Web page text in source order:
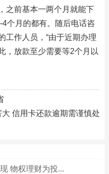
之前基本一两个月就能下
个月的都有。随后电话咨
工作人员，“由于近期办理
，放款至少需要等2个月以
信用卡还款逾期需谨慎处
物权理财为投...